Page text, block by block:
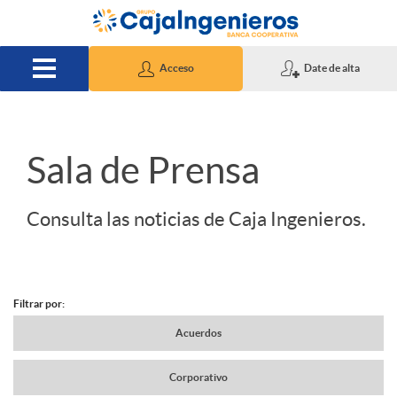
Saltar al contenido principal
Acceso Date de alta
S
Sala de Prensa
Consulta las noticias de Caja Ingenieros.
N
Filtrar por:
Acuerdos
Corporativo